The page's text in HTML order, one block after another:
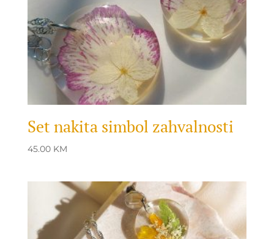
Set nakita simbol zahvalnosti
45.00 KM